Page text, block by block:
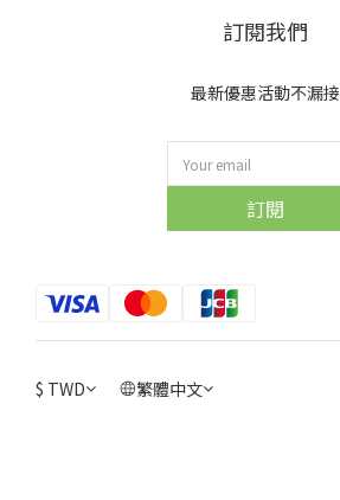
訂閱我們
最新優惠活動不漏接
訂閱
$ TWD 繁體中文